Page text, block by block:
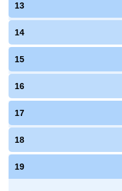
13
14
15
16
17
18
19